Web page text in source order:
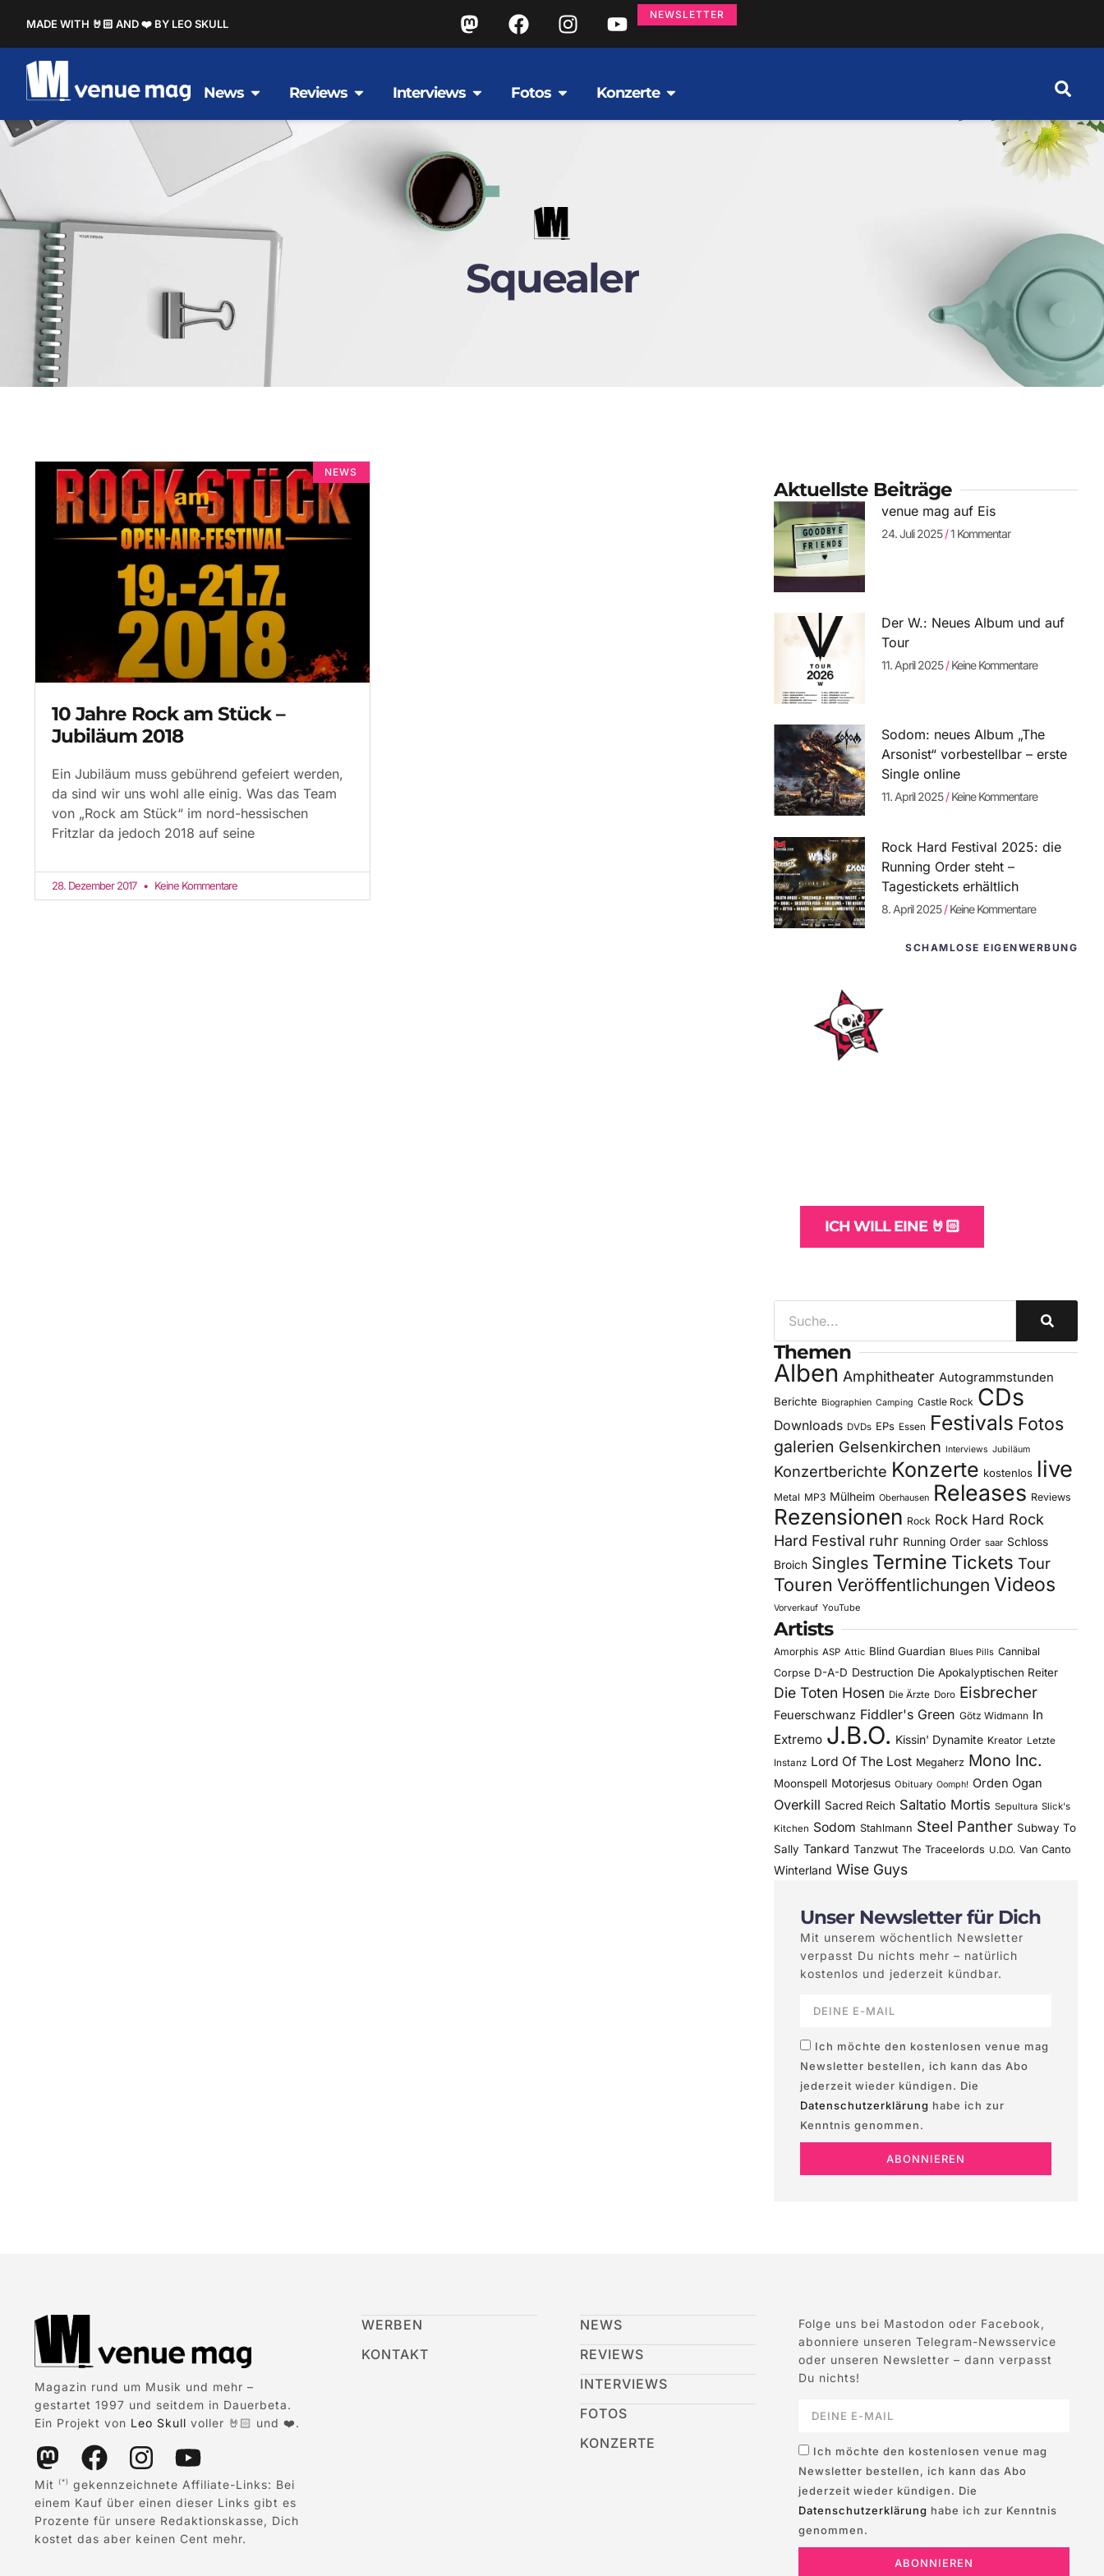
MADE WITH 🤘🏻 AND ❤️ BY LEO SKULL
NEWSLETTER
News Reviews Interviews Fotos Konzerte
Squealer
NEWS
10 Jahre Rock am Stück –
Jubiläum 2018
Ein Jubiläum muss gebührend gefeiert werden,
da sind wir uns wohl alle einig. Was das Team
von „Rock am Stück“ im nord-hessischen
Fritzlar da jedoch 2018 auf seine
28. Dezember 2017 Keine Kommentare
Aktuellste Beiträge
venue mag auf Eis
24. Juli 2025 1 Kommentar
Der W.: Neues Album und auf
Tour
11. April 2025 Keine Kommentare
Sodom: neues Album „The
Arsonist“ vorbestellbar – erste
Single online
11. April 2025 Keine Kommentare
Rock Hard Festival 2025: die
Running Order steht –
Tagestickets erhältlich
8. April 2025 Keine Kommentare
SCHAMLOSE EIGENWERBUNG
ICH WILL EINE 🤘🏻
Themen
Alben Amphitheater Autogrammstunden
Berichte Biographien Camping Castle Rock CDs
Downloads DVDs EPs Essen Festivals Fotos
galerien Gelsenkirchen Interviews Jubiläum
Konzertberichte Konzerte kostenlos live
Metal MP3 Mülheim Oberhausen Releases Reviews
Rezensionen Rock Rock Hard Rock
Hard Festival ruhr Running Order saar Schloss
Broich Singles Termine Tickets Tour
Touren Veröffentlichungen Videos
Vorverkauf YouTube
Artists
Amorphis ASP Attic Blind Guardian Blues Pills Cannibal
Corpse D-A-D Destruction Die Apokalyptischen Reiter
Die Toten Hosen Die Ärzte Doro Eisbrecher
Feuerschwanz Fiddler's Green Götz Widmann In
Extremo J.B.O. Kissin' Dynamite Kreator Letzte
Instanz Lord Of The Lost Megaherz Mono Inc.
Moonspell Motorjesus Obituary Oomph! Orden Ogan
Overkill Sacred Reich Saltatio Mortis Sepultura Slick's
Kitchen Sodom Stahlmann Steel Panther Subway To
Sally Tankard Tanzwut The Traceelords U.D.O. Van Canto
Winterland Wise Guys
Unser Newsletter für Dich
Mit unserem wöchentlich Newsletter
verpasst Du nichts mehr – natürlich
kostenlos und jederzeit kündbar.
Ich möchte den kostenlosen venue mag
Newsletter bestellen, ich kann das Abo
jederzeit wieder kündigen. Die
Datenschutzerklärung habe ich zur
Kenntnis genommen.
ABONNIEREN
Magazin rund um Musik und mehr –
gestartet 1997 und seitdem in Dauerbeta.
Ein Projekt von Leo Skull voller 🤘🏻 und ❤️.
Mit (*)
gekennzeichnete Affiliate-Links: Bei
einem Kauf über einen dieser Links gibt es
Prozente für unsere Redaktionskasse, Dich
kostet das aber keinen Cent mehr.
WERBEN
KONTAKT
NEWS
REVIEWS
INTERVIEWS
FOTOS
KONZERTE
Folge uns bei Mastodon oder Facebook,
abonniere unseren Telegram-Newsservice
oder unseren Newsletter – dann verpasst
Du nichts!
Ich möchte den kostenlosen venue mag
Newsletter bestellen, ich kann das Abo
jederzeit wieder kündigen. Die
Datenschutzerklärung habe ich zur Kenntnis
genommen.
ABONNIEREN